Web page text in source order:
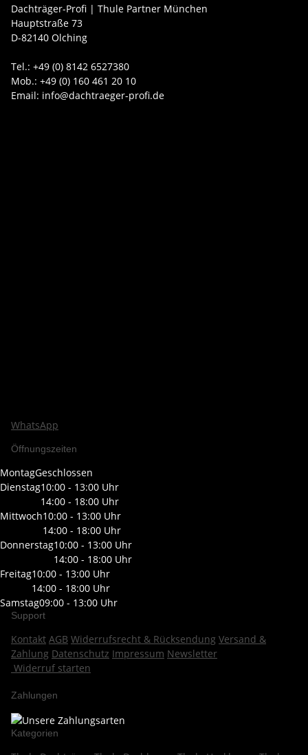
Dachträger-Profi | Thule Partner München
Hauptstraße 73
D-82140 Olching
Tel.: +49 (0) 8142 6527380
Mob.: +49 (0) 160 461 20 10
Email: info@dachtraeger-profi.de
WhatsApp
Öffnungszeiten
MontagGeschlossen
Dienstag10:00 - 13:00 Uhr
14:00 - 18:00 Uhr
Mittwoch10:00 - 13:00 Uhr
14:00 - 18:00 Uhr
Donnerstag10:00 - 13:00 Uhr
14:00 - 18:00 Uhr
Freitag10:00 - 13:00 Uhr
14:00 - 18:00 Uhr
Samstag09:00 - 13:00 Uhr
Support
Kontakt AGB Widerrufsrecht & Rücksendung Versand &
Zahlung Datenschutz Impressum Newsletter
Widerruf starten
Zahlungen
Kategorien